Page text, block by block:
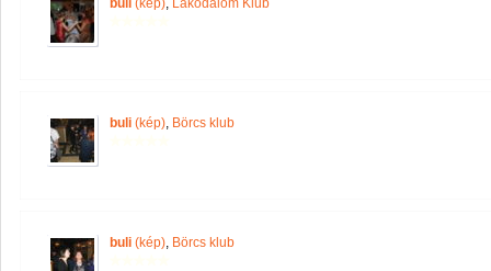
buli (kép), Lakodalom Klub
buli (kép), Börcs klub
buli (kép), Börcs klub